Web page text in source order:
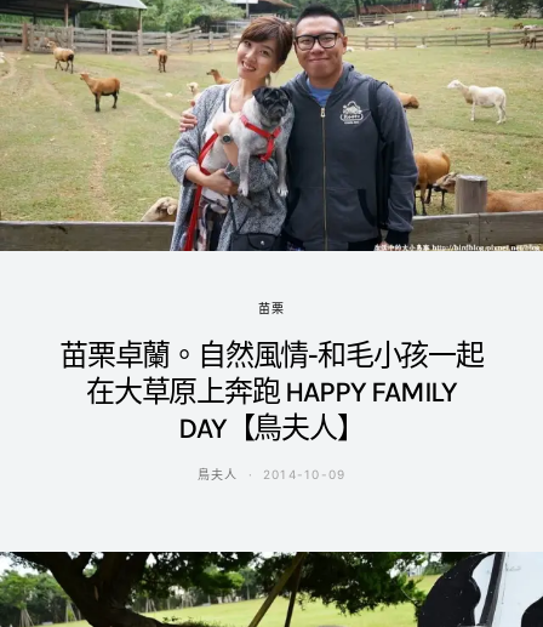
苗栗
苗栗卓蘭。自然風情-和毛小孩一起
在大草原上奔跑 HAPPY FAMILY
DAY【鳥夫人】
鳥夫人 2014-10-09